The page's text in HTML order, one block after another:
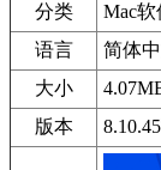
分类
Mac
语言
简体
大小
版本